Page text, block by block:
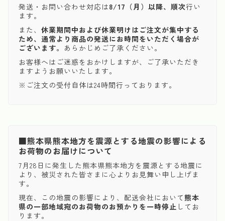
発送・お問い合わせ対応は8/17（月）以降、順次行い
ます。
また、 休業期間中および休業明けはご注文が集中する
ため、通常より商品の発送にお時間をいただく場合が
ございます。 あらかじめご了承ください。
お客様へはご迷惑をおかけしますが、ご了承いただき
ますようお願いいたします。
※ご注文の受付自体は24時間行っております。
■熊本県熊本地方を震源とする地震の影響による
お荷物のお届けについて
7月28日に発生した熊本県熊本地方を震源とする地震に
より、被災された皆さまに心よりお見舞い申し上げま
す。
現在、この地震の影響により、配送会社において熊本
県の一部地域宛のお荷物のお預かりを一時停止 してお
ります。